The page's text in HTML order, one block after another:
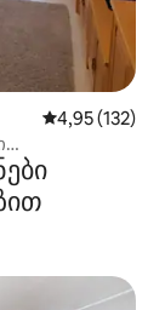
საშუალო
4,95 (132)